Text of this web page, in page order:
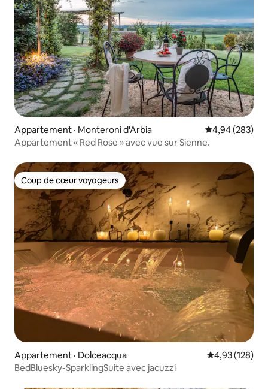
Appartement · Monteroni d'Arbia Note
4,94 (283)
Appartement « Red Rose » avec vue sur Sienne.
Coup de cœur voyageurs
Coup de cœur voyageurs
Appartement · Dolceacqua Note
4,93 (128)
BedBluesky-SparklingSuite avec jacuzzi